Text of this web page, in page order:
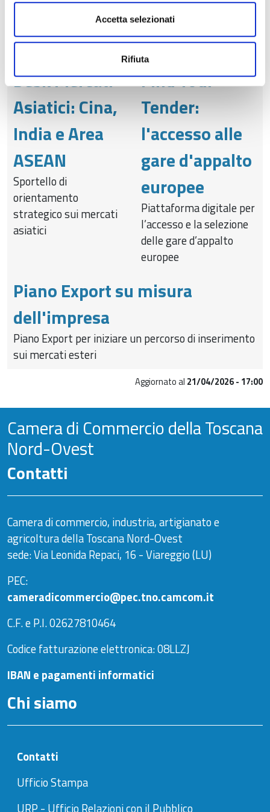
Accetta selezionati
Rifiuta
Desk Mercati
Asiatici: Cina,
India e Area
ASEAN
Sportello di
orientamento
strategico sui mercati
asiatici
Find Your
Tender:
l'accesso alle
gare d'appalto
europee
Piattaforma digitale per
l’accesso e la selezione
delle gare d’appalto
europee
Piano Export su misura
dell'impresa
Piano Export per iniziare un percorso di inserimento
sui mercati esteri
Aggiornato al 21/04/2026 - 17:00
Camera di Commercio della Toscana
Nord-Ovest
Contatti
Camera di commercio, industria, artigianato e
agricoltura della Toscana Nord-Ovest
sede: Via Leonida Repaci, 16 - Viareggio (LU)
PEC:
cameradicommercio@pec.tno.camcom.it
C.F. e P.I. 02627810464
Codice fatturazione elettronica: 08LLZJ
IBAN e pagamenti informatici
Chi siamo
Contatti
Ufficio Stampa
URP - Ufficio Relazioni con il Pubblico